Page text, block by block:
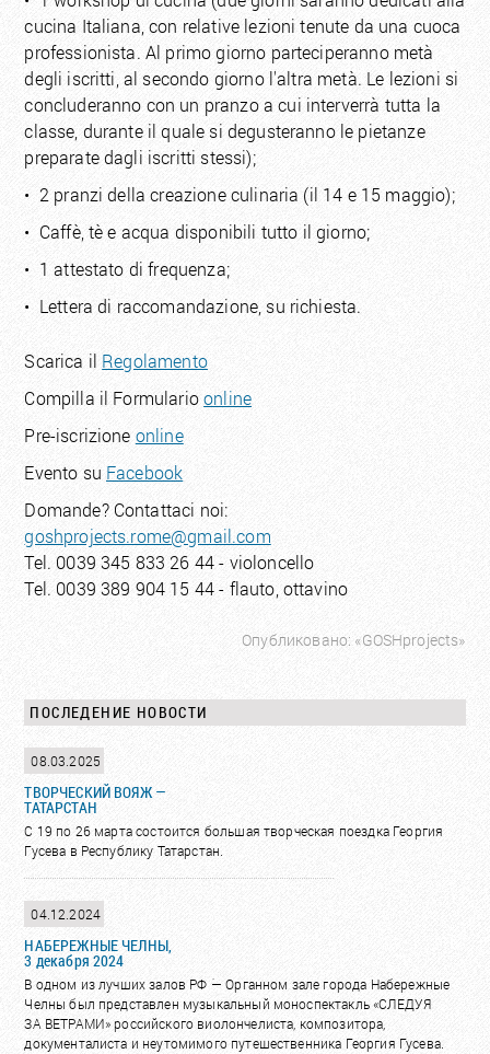
cucina Italiana, con relative lezioni tenute da una cuoca
professionista. Al primo giorno parteciperanno metà
degli iscritti, al secondo giorno l'altra metà. Le lezioni si
concluderanno con un pranzo a cui interverrà tutta la
classe, durante il quale si degusteranno le pietanze
preparate dagli iscritti stessi);
• 2 pranzi della creazione culinaria (il 14 e 15 maggio);
• Caffè, tè e acqua disponibili tutto il giorno;
• 1 attestato di frequenza;
• Lettera di raccomandazione, su richiesta.
Scarica il Regolamento
Compilla il Formularioonline
Pre-iscrizione online
Evento su Facebook
Domande? Contattaci noi:
goshprojects.rome@gmail.com
Tel. 0039 345 833 26 44 - violoncello
Tel. 0039 389 904 15 44 - flauto, ottavino
Опубликовано: «GOSHprojects»
ПОСЛЕДЕНИЕ НОВОСТИ
08.03.2025
ТВОРЧЕСКИЙ ВОЯЖ —
ТАТАРСТАН
С 19 по 26 марта состоится большая творческая поездка Георгия
Гусева в Республику Татарстан.
04.12.2024
НАБЕРЕЖНЫЕ ЧЕЛНЫ,
3 декабря 2024
В одном из лучших залов РФ ؘ— Органном зале города Набережные
Челны был представлен музыкальный моноспектакль «СЛЕДУЯ
ЗА ВЕТРАМИ» российского виолончелиста, композитора,
документалиста и неутомимого путешественника Георгия Гусева.